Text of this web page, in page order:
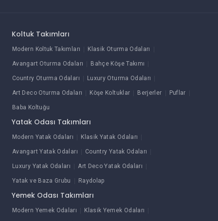
Koltuk Takımları
Modern Koltuk Takımları Klasik Oturma Odaları
Avangart Oturma Odaları Bahçe Köşe Takımı
Country Oturma Odaları Luxury Oturma Odaları
Art Deco Oturma Odaları Köşe Koltuklar Berjerler Puflar
Baba Koltuğu
Yatak Odası Takımları
Modern Yatak Odaları Klasik Yatak Odaları
Avangart Yatak Odaları Country Yatak Odaları
Luxury Yatak Odaları Art Deco Yatak Odaları
Yatak ve Baza Grubu Raydolap
Yemek Odası Takımları
Modern Yemek Odaları Klasik Yemek Odaları